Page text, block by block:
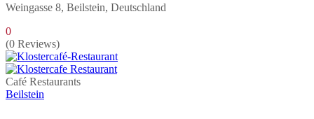
Weingasse 8, Beilstein, Deutschland
0
(0 Reviews)
Café Restaurants
Beilstein